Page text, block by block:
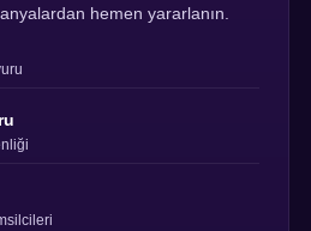
hemen yararlanın.